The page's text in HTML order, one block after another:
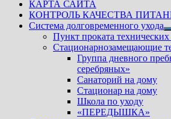
КАРТА САЙТА
КОНТРОЛЬ КАЧЕСТВА
Система долговременного ухода
Пункт проката
Стационарнозамещающие
Группа дневного
серебряных»
Санаторий на дому
Стационар на дому
Школа по уходу
«ПЕРЕДЫШКА»